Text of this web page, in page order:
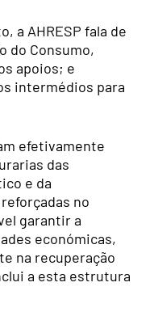
a AHRESP fala de
do Consumo,
apoios; e
intermédios para
efetivamente
das
e da
no
garantir a
económicas,
na recuperação
a esta estrutura